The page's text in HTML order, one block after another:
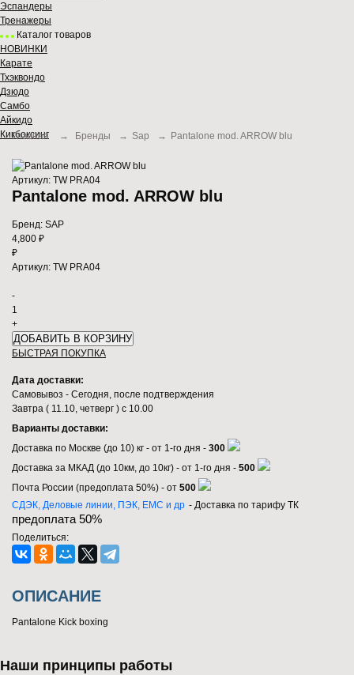
Эспандеры
Тренажеры
Каталог товаров
НОВИНКИ
Карате
Тхэквондо
Дзюдо
Самбо
Айкидо
Кикбоксинг
Главная → Бренды → Sap → Pantalone mod. ARROW blu
Артикул: TW PRA04
Pantalone mod. ARROW blu
Бренд: SAP
4,800 ₽
₽
Артикул: TW PRA04
-
1
+
БЫСТРАЯ ПОКУПКА
Дата доставки:
Самовывоз - Сегодня, после подтверждения
Завтра ( 11.10, четверг ) с 10.00
Варианты доставки:
Доставка по Москве (до 10) кг - от 1-го дня - 300
Доставка за МКАД (до 10км, до 10кг) - от 1-го дня - 500
Почта России (предоплата 50%) - от 500
СДЭК, Деловые линии, ПЭК, EMC и др
предоплата 50%
- Доставка по тарифу ТК
Поделиться:
ОПИСАНИЕ
Pantalone Kick boxing
Наши принципы работы